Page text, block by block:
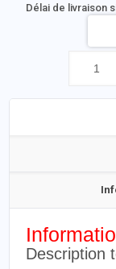
Délai de livraison
Description